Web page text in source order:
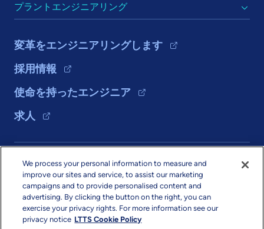
プラントエンジニアリング
変革をエンジニアリングします
採用情報
使命を持ったエンジニア
求人
会社情報
We process your personal information to measure and
improve our sites and service, to assist our marketing
campaigns and to provide personalised content and
advertising. By clicking the button on the right, you can
exercise your privacy rights. For more information see our
privacy notice LTTS Cookie Policy